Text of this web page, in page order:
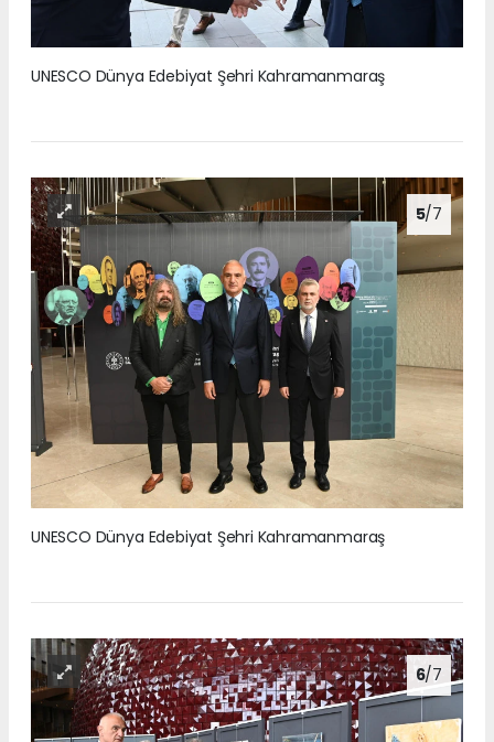
UNESCO Dünya Edebiyat Şehri Kahramanmaraş
5/7
UNESCO Dünya Edebiyat Şehri Kahramanmaraş
6/7